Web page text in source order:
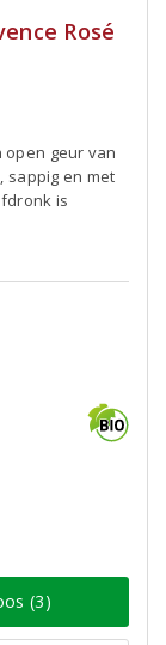
Rosé
open geur van
sappig en met
is
(3)